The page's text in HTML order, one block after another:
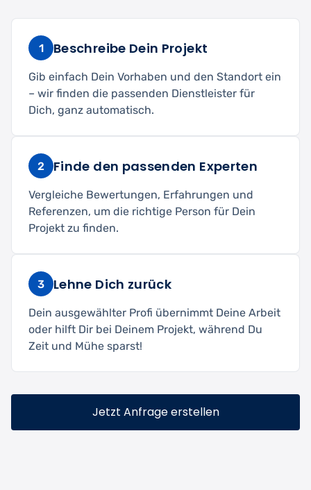
1 Beschreibe Dein Projekt
Gib einfach Dein Vorhaben und den Standort ein
– wir finden die passenden Dienstleister für
Dich, ganz automatisch.
2 Finde den passenden Experten
Vergleiche Bewertungen, Erfahrungen und
Referenzen, um die richtige Person für Dein
Projekt zu finden.
3 Lehne Dich zurück
Dein ausgewählter Profi übernimmt Deine Arbeit
oder hilft Dir bei Deinem Projekt, während Du
Zeit und Mühe sparst!
Jetzt Anfrage erstellen